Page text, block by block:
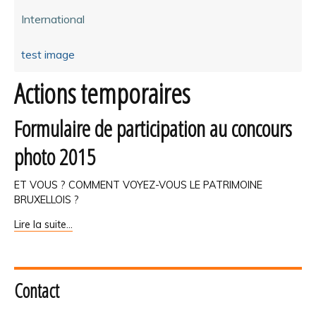
International
test image
Actions temporaires
Formulaire de participation au concours
photo 2015
ET VOUS ? COMMENT VOYEZ-VOUS LE PATRIMOINE
BRUXELLOIS ?
Formulaire
au
concours
photo
Lire la suite…
Contact